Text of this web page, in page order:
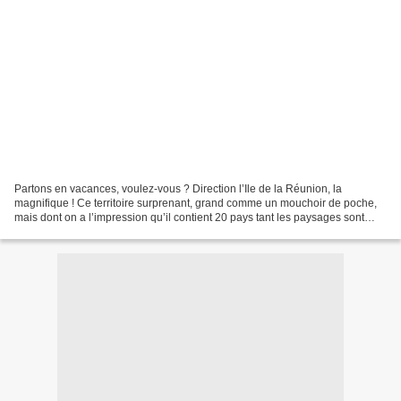
Partons en vacances, voulez-vous ? Direction l’Ile de la Réunion, la
magnifique ! Ce territoire surprenant, grand comme un mouchoir de poche,
mais dont on a l’impression qu’il contient 20 pays tant les paysages sont